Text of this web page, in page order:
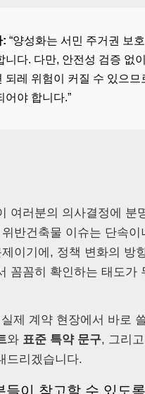
: “양성화는 서민 주거권 보
니다. 다만, 안전성 검증 없
되레 위험이 커질 수 있으므
어야 합니다.”
여러분의 의사결정에 분
반건축물 이슈는 단속이
이기에, 정책 변화의 방
꼼꼼히 확인하는 태도가
제 계약 현장에서 바로
와 표준 특약 문구, 그리고
드리겠습니다.
들이 참고할 수 있도